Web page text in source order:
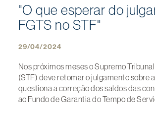
"O que esperar do
FGTS no STF"
29/04/2024
Nos próximos meses o Supremo
(STF) deve retomar o julgamento sobre
questiona a correção dos saldos das
ao Fundo de Garantia do Tempo de